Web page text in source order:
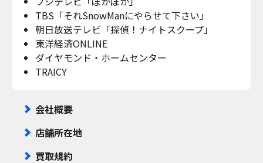
TBS「それSnowManにやらせて下さい」
朝日放送テレビ「探偵！ナイトスクープ」
東洋経済ONLINE
ダイヤモンド・ホームセンター
TRAICY
会社概要
店舗所在地
買取規約